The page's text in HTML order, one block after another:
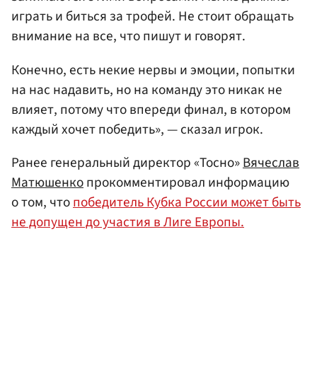
играть и биться за трофей. Не стоит обращать
внимание на все, что пишут и говорят.
Конечно, есть некие нервы и эмоции, попытки
на нас надавить, но на команду это никак не
влияет, потому что впереди финал, в котором
каждый хочет победить», — сказал игрок.
Ранее генеральный директор «Тосно»Вячеслав
Матюшенкопрокомментировал информацию
о том, чтопобедитель Кубка России может быть
не допущен до участия в Лиге Европы.